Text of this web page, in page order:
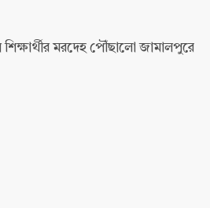
শিক্ষার্থীর মরদেহ পৌঁছালো জামালপুরে